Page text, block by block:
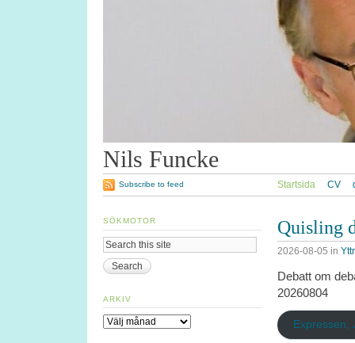
Nils Funcke
Startsida CV
Subscribe to feed
Quisling
2026-08-05 in
Debatt om
20260804
Expressen,
SÖKMOTOR
ARKIV
Arkiv